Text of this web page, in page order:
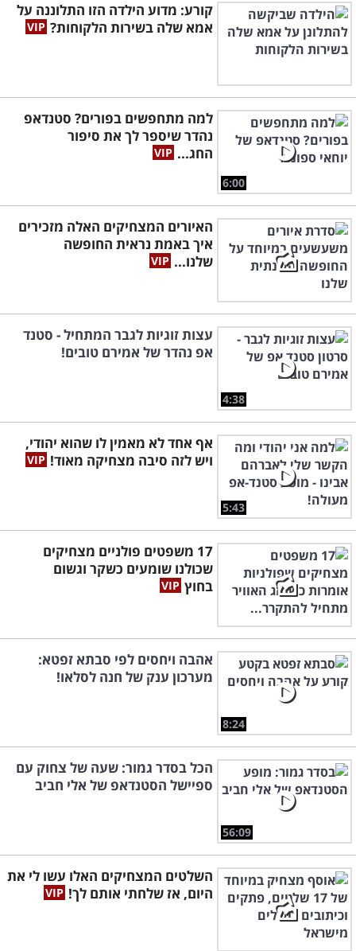
קורע: מדוע הילדה הזו התלוננה על
אמא שלה בשירות הלקוחות?
6:00
למה מתחפשים בפורים? סטנדאפ
נהדר שיספר לך את סיפור
החג...
האיורים המצחיקים האלה מזכירים
איך באמת נראית החופשה
שלנו...
4:38
עצות זוגיות לגבר המתחיל - סטנד
אפ נהדר של אמירם טובים!
5:43
אף אחד לא מאמין לו שהוא יהודי,
ויש לזה סיבה מצחיקה מאוד!
17 משפטים פולניים מצחיקים
שכולנו שומעים כשקר וגשום
בחוץ
8:24
אהבה ויחסים לפי סבתא זפטא:
מערכון ענק של חנה לסלאו!
56:09
הכל בסדר גמור: שעה של צחוק עם
ספיישל הסטנדאפ של אלי חביב
השלטים המצחיקים האלו עשו לי את
היום, אז שלחתי אותם לך!